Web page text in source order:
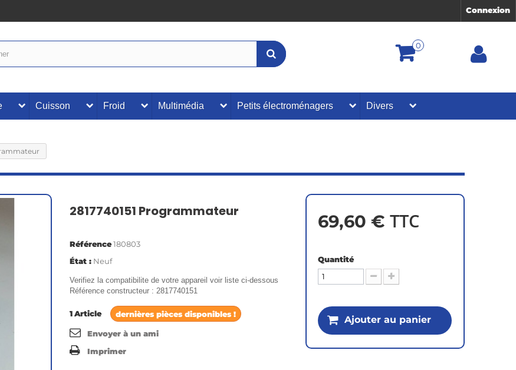
Connexion
0
Cuisson Froid Multimédia Petits électroménagers Divers
2817740151 Programmateur
Référence180803
État : Neuf
Verifiez la compatibilite de votre appareil voir liste ci-dessous
Référence constructeur : 2817740151
1Article dernières pièces disponibles !
Envoyer à un ami
Imprimer
69,60 € TTC
Quantité
Ajouter au panier